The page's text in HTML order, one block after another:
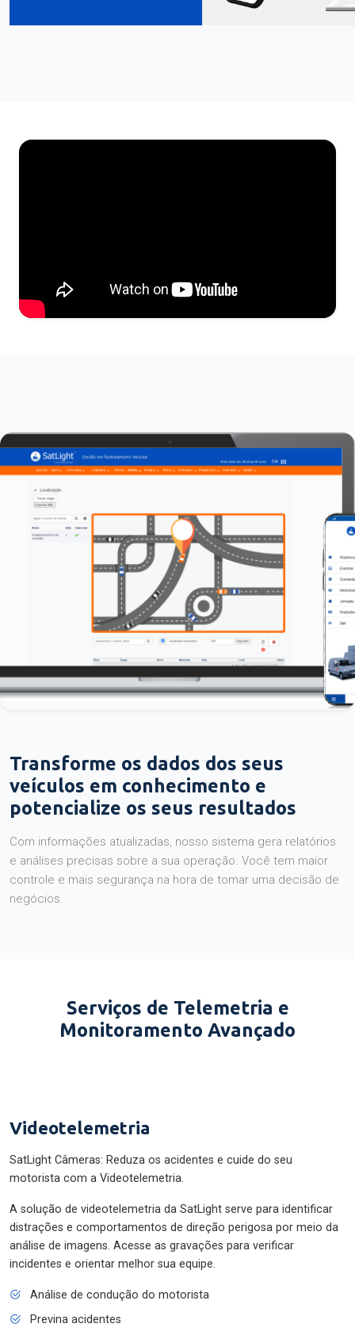
Transforme os dados dos seus
veículos em conhecimento e
potencialize os seus resultados
Com informações atualizadas, nosso sistema gera relatórios
e análises precisas sobre a sua operação. Você tem maior
controle e mais segurança na hora de tomar uma decisão de
negócios.
Serviços de Telemetria e
Monitoramento Avançado
Videotelemetria
SatLight Câmeras: Reduza os acidentes e cuide do seu
motorista com a Videotelemetria.
A solução de videotelemetria da SatLight serve para identificar
distrações e comportamentos de direção perigosa por meio da
análise de imagens. Acesse as gravações para verificar
incidentes e orientar melhor sua equipe.
Análise de condução do motorista
Previna acidentes